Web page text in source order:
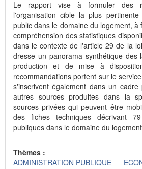
Le rapport vise à formuler des
l'organisation cible la plus
public dans le domaine du logement, à
compréhension des statistiques
dans le contexte de l'article 29 de la
dresse un panorama synthétique des
production et de mise à
recommandations portent sur le
s'inscrivent également dans un
autres sources produites dans la
sources privées qui peuvent être
des fiches techniques décrivant
publiques dans le domaine du
Thèmes :
ADMINISTRATION PUBLIQUE